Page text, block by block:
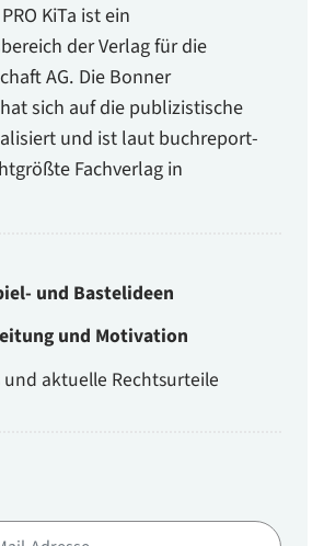
KiTa ist ein
der Verlag für die
AG. Die Bonner
sich auf die publizistische
und ist laut buchreport-
Fachverlag in
und Bastelideen
und Motivation
und aktuelle Rechtsurteile